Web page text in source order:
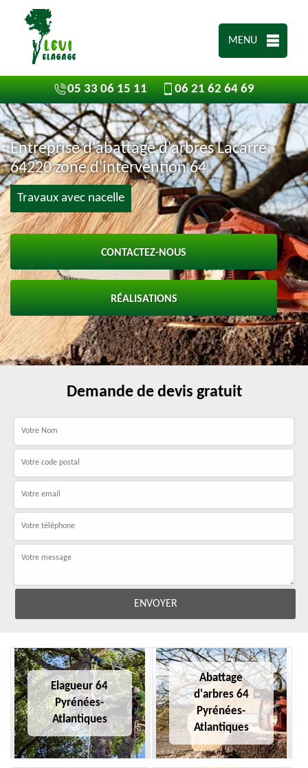
MENU
05 33 06 15 11 06 21 62 64 69
Entreprise d'abattage d'arbres Lacarre
64220 zone d'intervention 64
Travaux avec nacelle
CONTACTEZ-NOUS
RÉALISATIONS
Demande de devis gratuit
Elagueur 64
Pyrénées-
Atlantiques
Abattage
d'arbres 64
Pyrénées-
Atlantiques